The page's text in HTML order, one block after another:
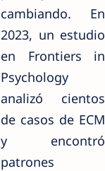
cambiando. En
2023, un estudio
en Frontiers in
Psychology
analizó cientos
de casos de ECM
y encontró
patrones